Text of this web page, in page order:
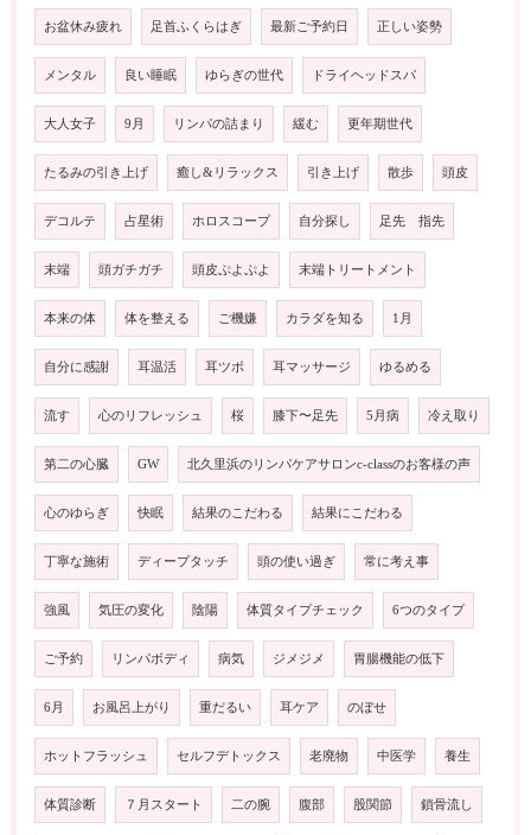
お盆休み疲れ 足首ふくらはぎ 最新ご予約日 正しい姿勢
メンタル 良い睡眠 ゆらぎの世代 ドライヘッドスパ
大人女子 9月 リンパの詰まり 緩む 更年期世代
たるみの引き上げ 癒し&リラックス 引き上げ 散歩 頭皮
デコルテ 占星術 ホロスコープ 自分探し 足先 指先
末端 頭ガチガチ 頭皮ぷよぷよ 末端トリートメント
本来の体 体を整える ご機嫌 カラダを知る 1月
自分に感謝 耳温活 耳ツボ 耳マッサージ ゆるめる
流す 心のリフレッシュ 桜 膝下〜足先 5月病 冷え取り
第二の心臓 GW 北久里浜のリンパケアサロンc-classのお客様の声
心のゆらぎ 快眠 結果のこだわる 結果にこだわる
丁寧な施術 ディープタッチ 頭の使い過ぎ 常に考え事
強風 気圧の変化 陰陽 体質タイプチェック 6つのタイプ
ご予約 リンパボディ 病気 ジメジメ 胃腸機能の低下
6月 お風呂上がり 重だるい 耳ケア のぼせ
ホットフラッシュ セルフデトックス 老廃物 中医学 養生
体質診断 ７月スタート 二の腕 腹部 股関節 鎖骨流し